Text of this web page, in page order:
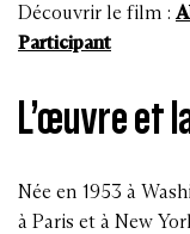
Découvrir le film :
Participant
L’œuvre et
Née en 1953 à
à Paris et à New